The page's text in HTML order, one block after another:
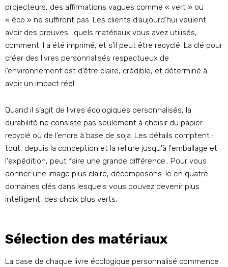
projecteurs, des affirmations vagues comme « vert » ou
« éco » ne suffiront pas. Les clients d’aujourd’hui veulent
avoir des preuves : quels matériaux vous avez utilisés,
comment il a été imprimé, et s'il peut être recyclé. La clé pour
créer des livres personnalisés respectueux de
l’environnement est d’être claire, crédible, et déterminé à
avoir un impact réel.
Quand il s’agit de livres écologiques personnalisés, la
durabilité ne consiste pas seulement à choisir du papier
recyclé ou de l’encre à base de soja. Les détails comptent :
tout, depuis la conception et la reliure jusqu'à l'emballage et
l'expédition, peut faire une grande différence.. Pour vous
donner une image plus claire, décomposons-le en quatre
domaines clés dans lesquels vous pouvez devenir plus
intelligent, des choix plus verts.
Sélection des matériaux
La base de chaque livre écologique personnalisé commence